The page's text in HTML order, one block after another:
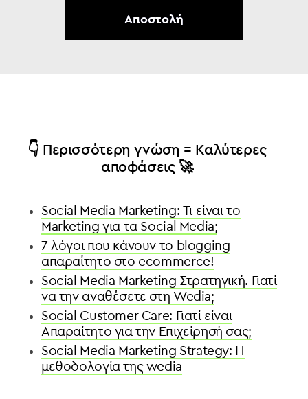
👇 Περισσότερη γνώση = Καλύτερες
αποφάσεις 🚀
Social Media Marketing: Τι είναι το
Marketing για τα Social Media;
7 λόγοι που κάνουν το blogging
απαραίτητο στο ecommerce!
Social Media Marketing Στρατηγική. Γιατί
να την αναθέσετε στη Wedia;
Social Customer Care: Γιατί είναι
Aπαραίτητο για την Eπιχείρησή σας;
Social Media Marketing Strategy: H
μεθοδολογία της wedia